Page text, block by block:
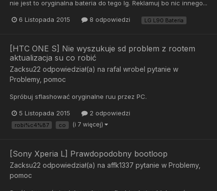
nie jest to oryginalna bateria do tego lg. Reklamuj bo nic innego...
6 Listopada 2015 8 odpowiedzi LG L90 Bateria
[HTC ONE S] Nie wyszukuje sd problem z rootem
aktualizacja su co robić
Zacksu22 odpowiedział(a) na rafal wrobel pytanie w
Problemy, pomoc
Spróbuj sflashować oryginalne ruu przez PC.
5 Listopada 2015 2 odpowiedzi
robi%c4%87 co (i 7 więcej)
[Sony Xperia L] Prawdopodobny bootloop
Zacksu22 odpowiedział(a) na affk1337 pytanie w Problemy,
pomoc